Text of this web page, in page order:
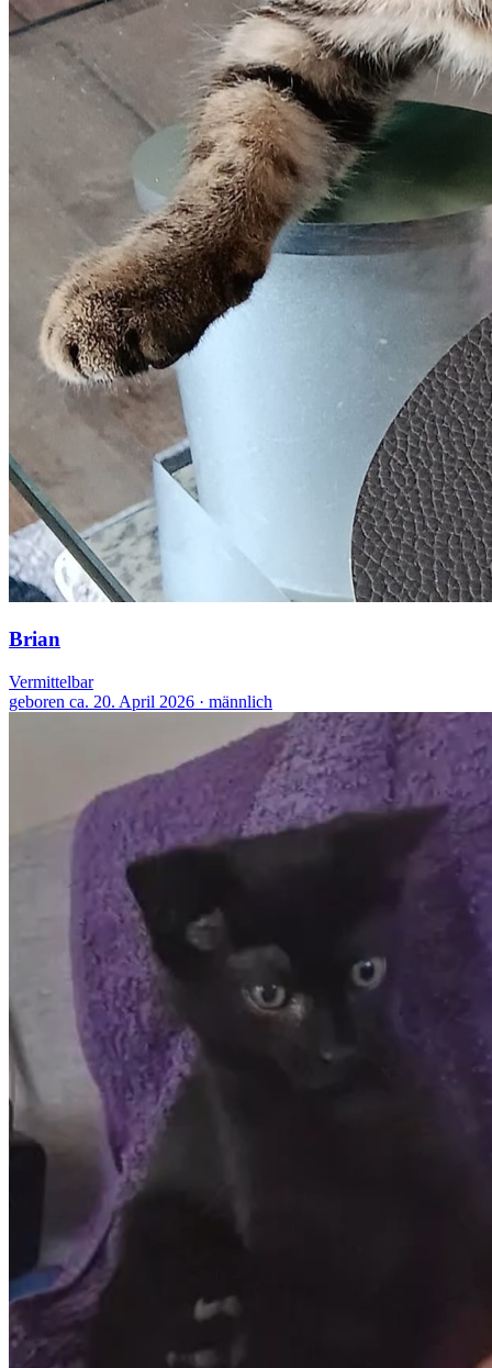
Brian
Vermittelbar
geboren ca. 20. April 2026 · männlich